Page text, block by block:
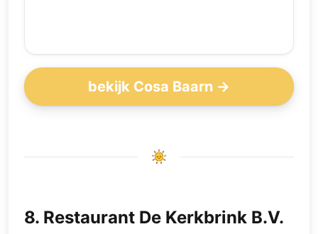
bekijk Cosa Baarn →
8. Restaurant De Kerkbrink B.V.